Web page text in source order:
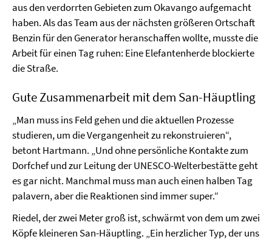
aus den verdorrten Gebieten zum Okavango aufgemacht
haben. Als das Team aus der nächsten größeren Ortschaft
Benzin für den Generator heranschaffen wollte, musste die
Arbeit für einen Tag ruhen: Eine Elefantenherde blockierte
die Straße.
Gute Zusammenarbeit mit dem San-Häuptling
„Man muss ins Feld gehen und die aktuellen Prozesse
studieren, um die Vergangenheit zu rekonstruieren“,
betont Hartmann. „Und ohne persönliche Kontakte zum
Dorfchef und zur Leitung der UNESCO-Welterbestätte geht
es gar nicht. Manchmal muss man auch einen halben Tag
palavern, aber die Reaktionen sind immer super.“
Riedel, der zwei Meter groß ist, schwärmt von dem um zwei
Köpfe kleineren San-Häuptling. „Ein herzlicher Typ, der uns